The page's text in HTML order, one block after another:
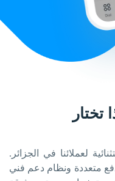
لعملائنا في الجزائر.
متعددة ونظام دعم فني